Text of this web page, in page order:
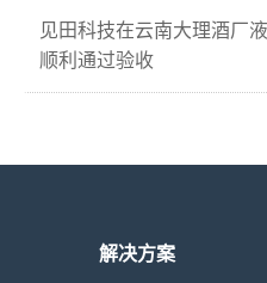
见田科技在云南大理酒厂
顺利通过验收
解决方案